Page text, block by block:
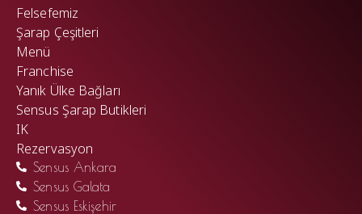
Felsefemiz
Şarap Çeşitleri
Menü
Franchise
Yanık Ülke Bağları
Sensus Şarap Butikleri
IK
Rezervasyon
Sensus Ankara
Sensus Galata
Sensus Eskişehir